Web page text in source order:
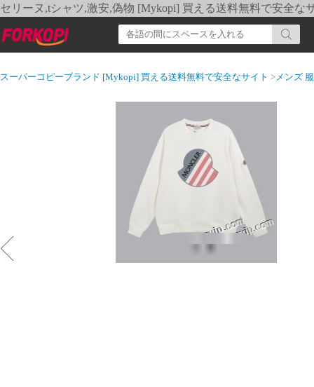
セリーヌ,tシャツ,激安,偽物 [Mykopi] 買える送料無料で安全な
スーパーコピーブランド [Mykopi] 買える送料無料で安全なサイト >メンズ 服